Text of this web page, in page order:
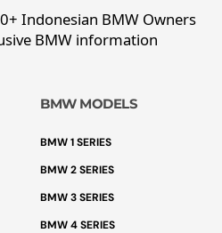
Indonesian BMW Owners
BMW information
BMW MODELS
BMW 1 SERIES
BMW 2 SERIES
BMW 3 SERIES
BMW 4 SERIES